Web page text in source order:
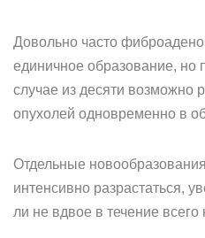
Довольно часто
единичное образование, но
случае из десяти возможно
опухолей одновременно в
Отдельные
интенсивно разрастаться,
ли не вдвое в течение всего